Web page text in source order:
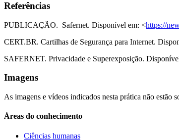
Referências
PUBLICAÇÃO. Safernet. Disponível em: <https://
CERT.BR. Cartilhas de Segurança para Internet.
SAFERNET. Privacidade e Superexposição.
Imagens
As imagens e vídeos indicados nesta prática não
Áreas do conhecimento
Ciências humanas